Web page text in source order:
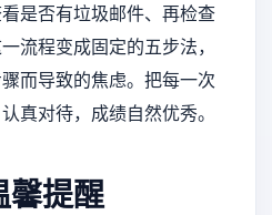
是否有垃圾邮件、再检查
流程变成固定的五步法，
而导致的焦虑。把每一次
真对待，成绩自然优秀。
馨提醒